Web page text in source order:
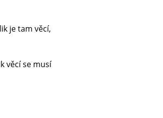
je tam věcí,
věcí se musí